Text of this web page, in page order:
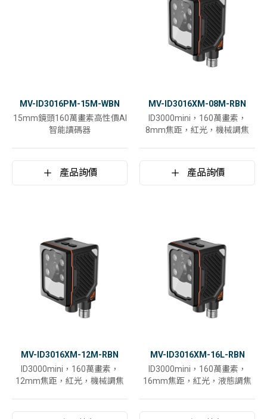
MV-ID3016PM-15M-WBN
15mm鏡頭160萬畫素高性價AI
智能讀碼器
產品詢價
MV-ID3016XM-08M-RBN
ID3000mini，160萬畫素，
8mm焦距，紅光，機械調焦
產品詢價
MV-ID3016XM-12M-RBN
ID3000mini，160萬畫素，
12mm焦距，紅光，機械調焦
MV-ID3016XM-16L-RBN
ID3000mini，160萬畫素，
16mm焦距，紅光，液態調焦